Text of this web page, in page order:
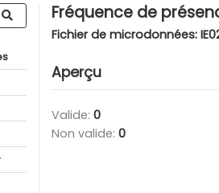
Fréquence de
Fichier de microdonnées:
Aperçu
Valide: 0
Non valide: 0